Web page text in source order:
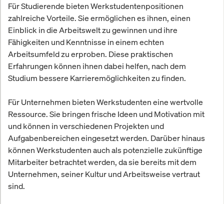
Für Studierende bieten Werkstudentenpositionen
zahlreiche Vorteile. Sie ermöglichen es ihnen, einen
Einblick in die Arbeitswelt zu gewinnen und ihre
Fähigkeiten und Kenntnisse in einem echten
Arbeitsumfeld zu erproben. Diese praktischen
Erfahrungen können ihnen dabei helfen, nach dem
Studium bessere Karrieremöglichkeiten zu finden.
Für Unternehmen bieten Werkstudenten eine wertvolle
Ressource. Sie bringen frische Ideen und Motivation mit
und können in verschiedenen Projekten und
Aufgabenbereichen eingesetzt werden. Darüber hinaus
können Werkstudenten auch als potenzielle zukünftige
Mitarbeiter betrachtet werden, da sie bereits mit dem
Unternehmen, seiner Kultur und Arbeitsweise vertraut
sind.